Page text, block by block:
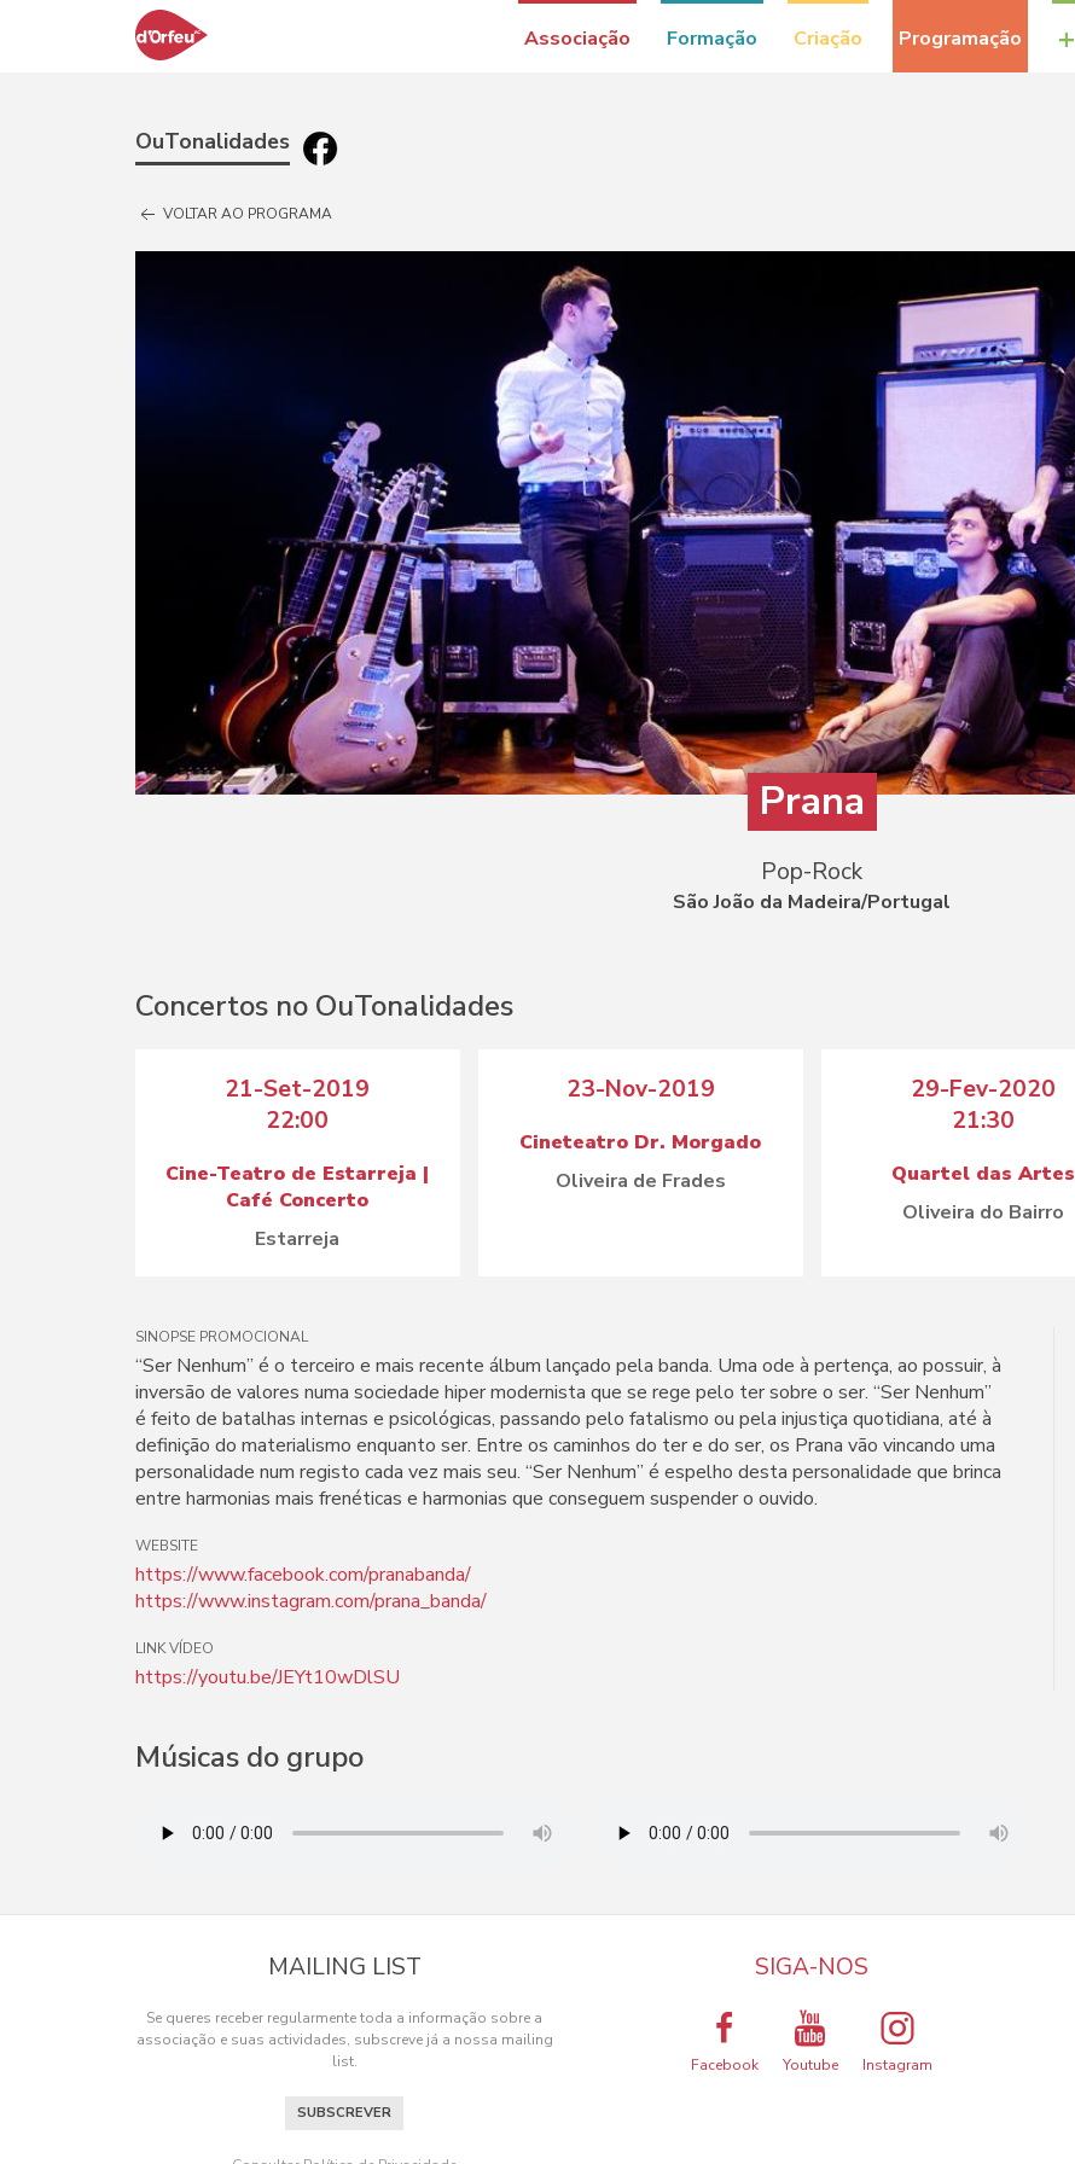
Este site utiliza cookies para lhe proporcionar uma melhor experiência de utilização.
Associação Formação Criação Programação +
OuTonalidades
VOLTAR AO PROGRAMA
Prana
Pop-Rock
São João da Madeira/Portugal
Concertos no OuTonalidades
21-Set-2019
22:00
Cine-Teatro de Estarreja |
Café Concerto
Estarreja
23-Nov-2019
Cineteatro Dr. Morgado
Oliveira de Frades
29-Fev-2020
21:30
Quartel das Artes
Oliveira do Bairro
SINOPSE PROMOCIONAL
“Ser Nenhum” é o terceiro e mais recente álbum lançado pela banda. Uma ode à pertença, ao possuir, à
inversão de valores numa sociedade hiper modernista que se rege pelo ter sobre o ser. “Ser Nenhum”
é feito de batalhas internas e psicológicas, passando pelo fatalismo ou pela injustiça quotidiana, até à
definição do materialismo enquanto ser. Entre os caminhos do ter e do ser, os Prana vão vincando uma
personalidade num registo cada vez mais seu. “Ser Nenhum” é espelho desta personalidade que brinca
entre harmonias mais frenéticas e harmonias que conseguem suspender o ouvido.
WEBSITE
https://www.facebook.com/pranabanda/
https://www.instagram.com/prana_banda/
LINK VÍDEO
https://youtu.be/JEYt10wDlSU
Músicas do grupo
MAILING LIST
Se queres receber regularmente toda a informação sobre a
associação e suas actividades, subscreve já a nossa mailing
list.
SUBSCREVER
SIGA-NOS
Facebook Youtube Instagram